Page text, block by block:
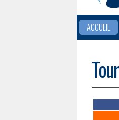
ACCUEIL